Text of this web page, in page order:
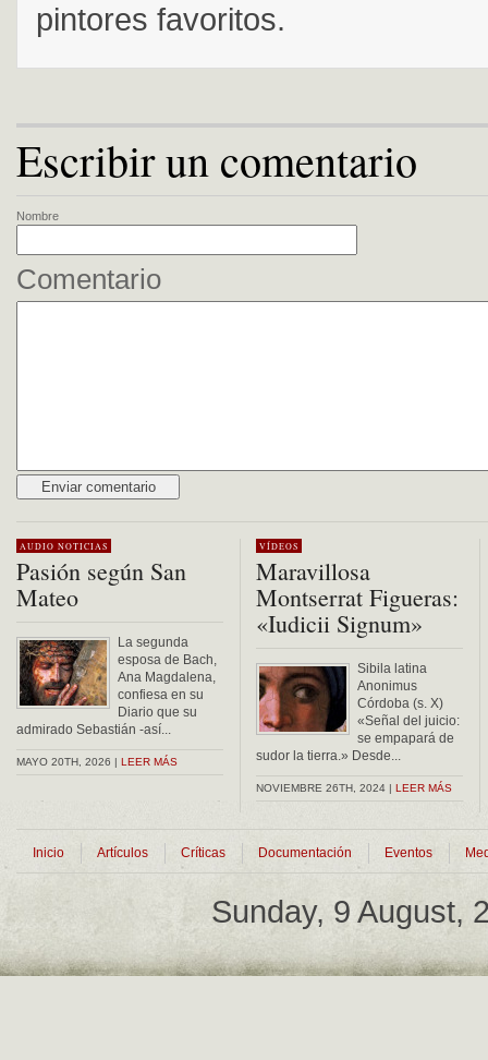
pintores favoritos.
Escribir un comentario
Nombre
Comentario
AUDIO NOTICIAS
Pasión según San
Mateo
La segunda
esposa de Bach,
Ana Magdalena,
confiesa en su
Diario que su
admirado Sebastián -así...
MAYO 20TH, 2026 | LEER MÁS
VÍDEOS
Maravillosa
Montserrat Figueras:
«Iudicii Signum»
Sibila latina
Anonimus
Córdoba (s. X)
«Señal del juicio:
se empapará de
sudor la tierra.» Desde...
NOVIEMBRE 26TH, 2024 | LEER MÁS
Inicio Artículos Críticas Documentación Eventos
Sunday, 9 August,